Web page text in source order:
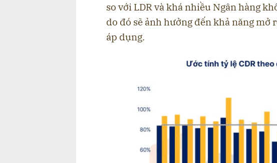
so với LDR và khá nhiều Ngân hàng
do đó sẽ ảnh hưởng đến khả năng mở
áp dụng.